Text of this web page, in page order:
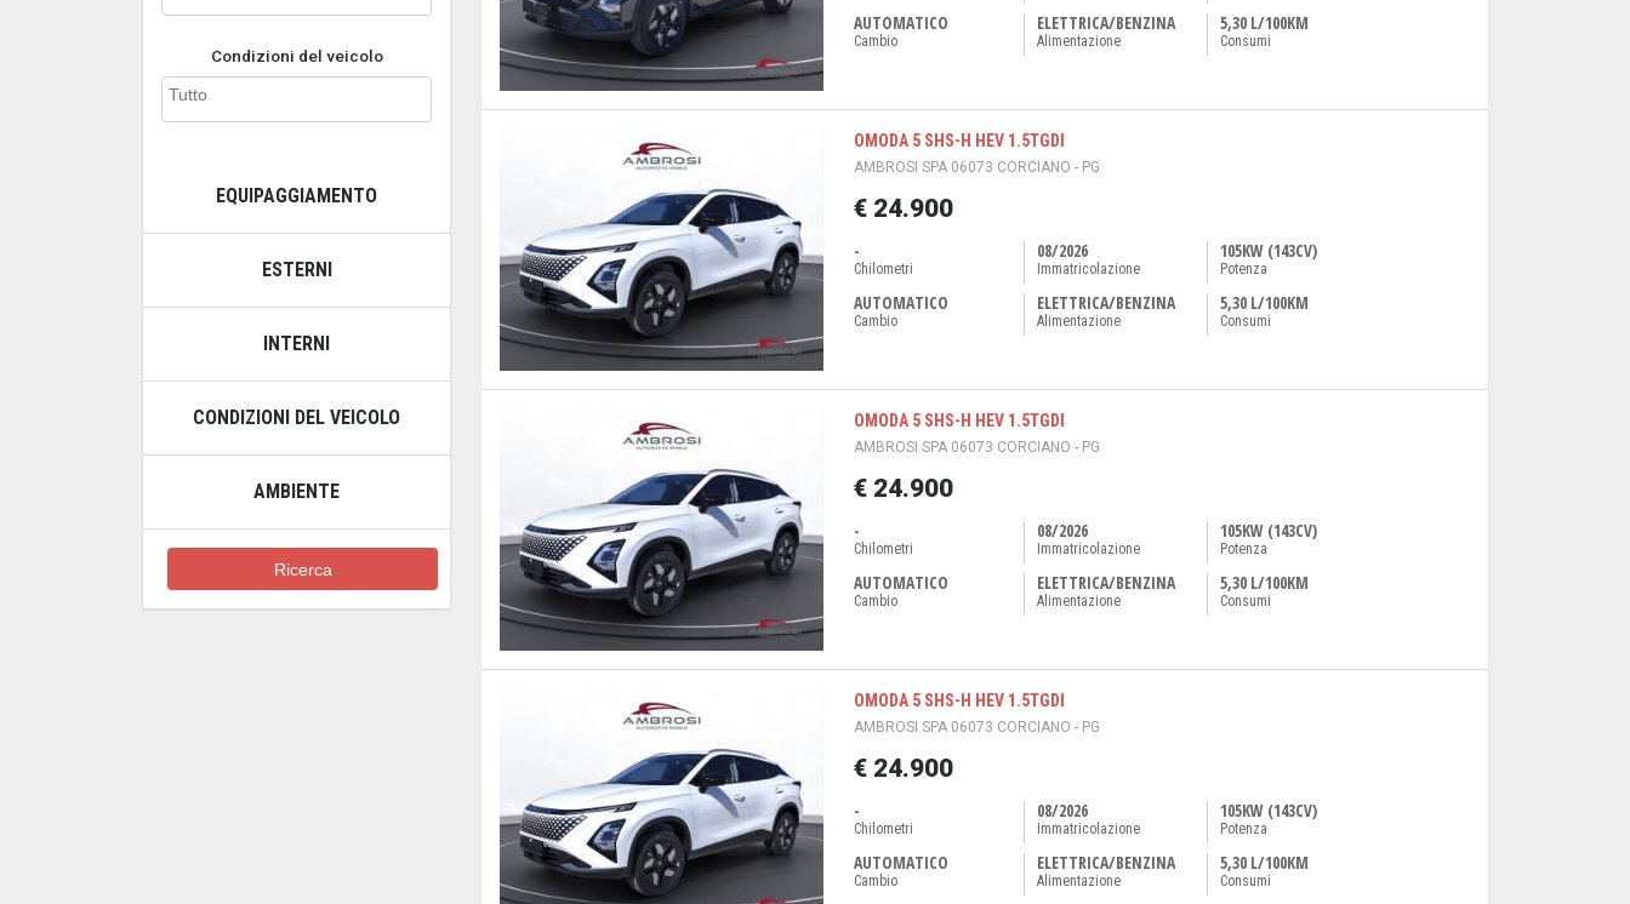
Condizioni del veicolo
EQUIPAGGIAMENTO
ESTERNI
INTERNI
CONDIZIONI DEL VEICOLO
AMBIENTE
Ricerca
AUTOMATICO
Cambio
ELETTRICA/BENZINA
Alimentazione
5,30 L/100KM
Consumi
OMODA 5 SHS-H HEV 1.5TGDI
AMBROSI SPA 06073 CORCIANO - PG
€ 24.900
-
Chilometri
08/2026
Immatricolazione
105KW (143CV)
Potenza
AUTOMATICO
Cambio
ELETTRICA/BENZINA
Alimentazione
5,30 L/100KM
Consumi
OMODA 5 SHS-H HEV 1.5TGDI
AMBROSI SPA 06073 CORCIANO - PG
€ 24.900
-
Chilometri
08/2026
Immatricolazione
105KW (143CV)
Potenza
AUTOMATICO
Cambio
ELETTRICA/BENZINA
Alimentazione
5,30 L/100KM
Consumi
OMODA 5 SHS-H HEV 1.5TGDI
AMBROSI SPA 06073 CORCIANO - PG
€ 24.900
-
Chilometri
08/2026
Immatricolazione
105KW (143CV)
Potenza
AUTOMATICO
Cambio
ELETTRICA/BENZINA
Alimentazione
5,30 L/100KM
Consumi